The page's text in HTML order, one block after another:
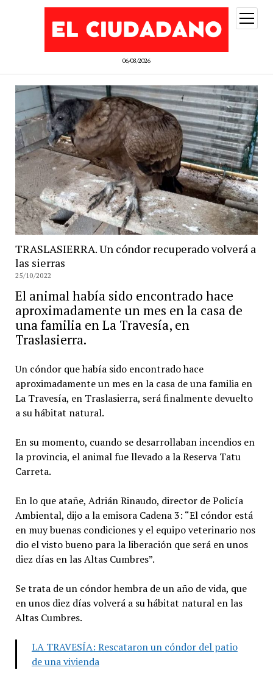
06/08/2026
abrir
menú
TRASLASIERRA. Un cóndor recuperado volverá a
las sierras
25/10/2022
El animal había sido encontrado hace
aproximadamente un mes en la casa de
una familia en La Travesía, en
Traslasierra.
Un cóndor que había sido encontrado hace
aproximadamente un mes en la casa de una familia en
La Travesía, en Traslasierra, será finalmente devuelto
a su hábitat natural.
En su momento, cuando se desarrollaban incendios en
la provincia, el animal fue llevado a la Reserva Tatu
Carreta.
En lo que atañe, Adrián Rinaudo, director de Policía
Ambiental, dijo a la emisora Cadena 3: “El cóndor está
en muy buenas condiciones y el equipo veterinario nos
dio el visto bueno para la liberación que será en unos
diez días en las Altas Cumbres”.
Se trata de un cóndor hembra de un año de vida, que
en unos diez días volverá a su hábitat natural en las
Altas Cumbres.
LA TRAVESÍA: Rescataron un cóndor del patio
de una vivienda